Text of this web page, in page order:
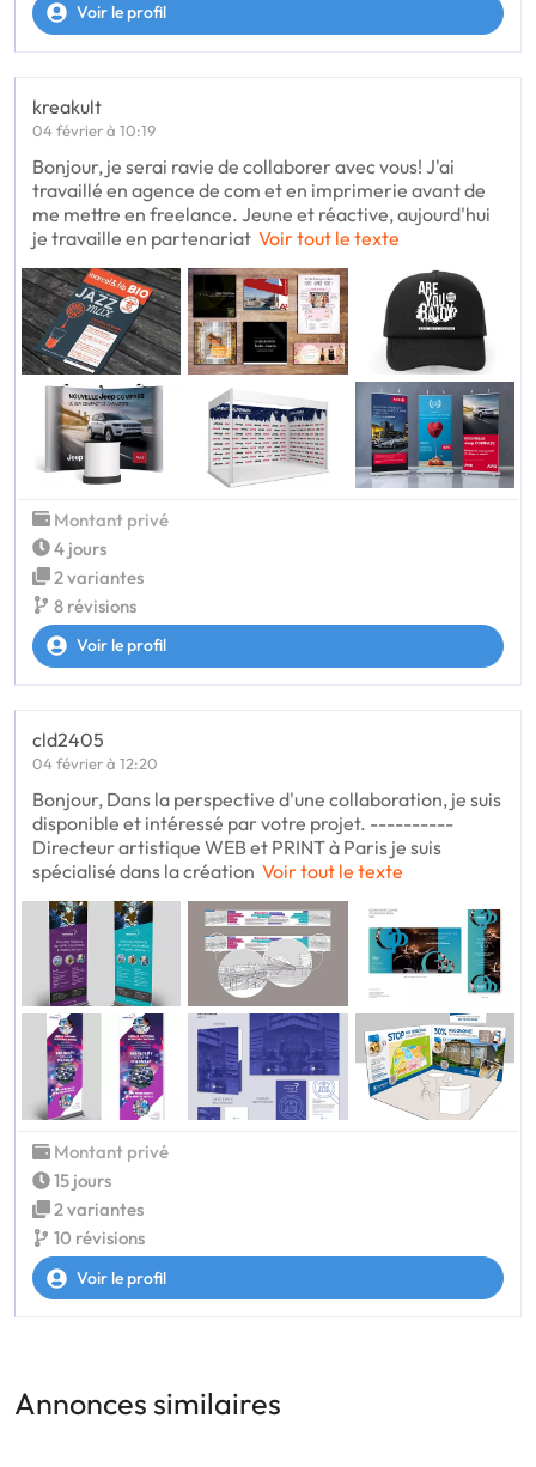
Voir le profil
kreakult
04 février à 10:19
Bonjour, je serai ravie de collaborer avec vous! J'ai
travaillé en agence de com et en imprimerie avant de
me mettre en freelance. Jeune et réactive, aujourd'hui
je travaille en partenariat Voir tout le texte
Montant privé
4 jours
2 variantes
8 révisions
Voir le profil
cld2405
04 février à 12:20
Bonjour, Dans la perspective d'une collaboration, je suis
disponible et intéressé par votre projet. ----------
Directeur artistique WEB et PRINT à Paris je suis
spécialisé dans la création Voir tout le texte
Montant privé
15 jours
2 variantes
10 révisions
Voir le profil
Annonces similaires